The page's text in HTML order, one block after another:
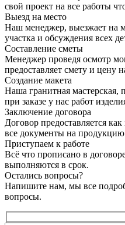
свой проект на все работы
Выезд на место
Наш менеджер, выезжает на
участка и обсуждения всех
Составление сметы
Менеджер проведя осмотр
предоставляет смету и цену
Создание макета
Наша гранитная мастерская,
при заказе у нас работ
Заключение договора
Договор предоставляется
все документы на
Приступаем к работе
Всё что прописано в
выполняются в срок.
Остались вопросы?
Напишите нам, мы все
вопросы.